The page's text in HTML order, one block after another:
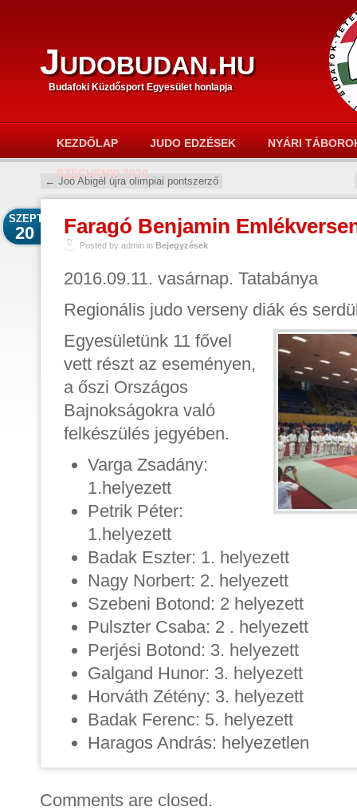
Judobudan.hu
Budafoki Küzdősport Egyesület honlapja
KEZDŐLAP JUDO EDZÉSEK NYÁRI
SZÉCHENYI 2020
← Joó Abigél újra olimpiai pontszerző
Faragó Benjamin
SZEPT
20
Posted by admin in Bejegyzések
2016.09.11. vasárnap. Tatabánya
Regionális judo verseny diák és
Egyesületünk 11 fővel
vett részt az eseményen,
a őszi Országos
Bajnokságokra való
felkészülés jegyében.
Varga Zsadány:
1.helyezett
Petrik Péter:
1.helyezett
Badak Eszter: 1. helyezett
Nagy Norbert: 2. helyezett
Szebeni Botond: 2 helyezett
Pulszter Csaba: 2 . helyezett
Perjési Botond: 3. helyezett
Galgand Hunor: 3. helyezett
Horváth Zétény: 3. helyezett
Badak Ferenc: 5. helyezett
Haragos András: helyezetlen
Comments are closed.